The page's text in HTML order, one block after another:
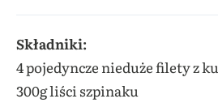
Składniki:
4 pojedyncze nieduże filety z
300g liści szpinaku